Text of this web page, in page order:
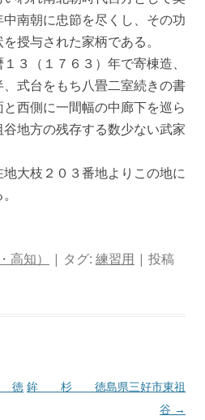
南朝に忠節を尽くし、その功
授与された家柄である。
３（１７６３）年で寄棟造、
式台をもち八畳二室続きの書
西側に一間幅の中廊下を巡ら
地方の残存する数少ない武家
大枝２０３番地よりこの地に
高知） | タグ: 練習用 | 投稿
徳 鉾 杉 徳島県三好市東祖
谷 →